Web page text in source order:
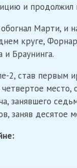
и продолжил
Марти, и
круге,
Браунинга.
став первым
занявшего
заняв десятое